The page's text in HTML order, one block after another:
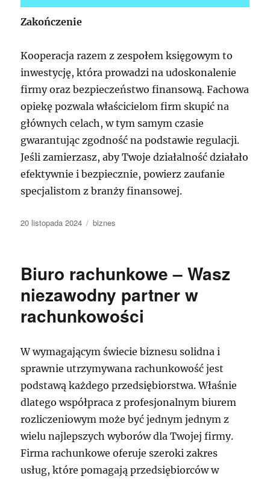
Zakończenie
Kooperacja razem z zespołem księgowym to
inwestycję, która prowadzi na udoskonalenie
firmy oraz bezpieczeństwo finansową. Fachowa
opiekę pozwala właścicielom firm skupić na
głównych celach, w tym samym czasie
gwarantując zgodność na podstawie regulacji.
Jeśli zamierzasz, aby Twoje działalność działało
efektywnie i bezpiecznie, powierz zaufanie
specjalistom z branży finansowej.
Data
20 listopada 2024 Kategorie
biznes
Biuro rachunkowe – Wasz
niezawodny partner w
rachunkowości
W wymagającym świecie biznesu solidna i
sprawnie utrzymywana rachunkowość jest
podstawą każdego przedsiębiorstwa. Właśnie
dlatego współpraca z profesjonalnym biurem
rozliczeniowym może być jednym jednym z
wielu najlepszych wyborów dla Twojej firmy.
Firma rachunkowe oferuje szeroki zakres
usług, które pomagają przedsiębiorców w